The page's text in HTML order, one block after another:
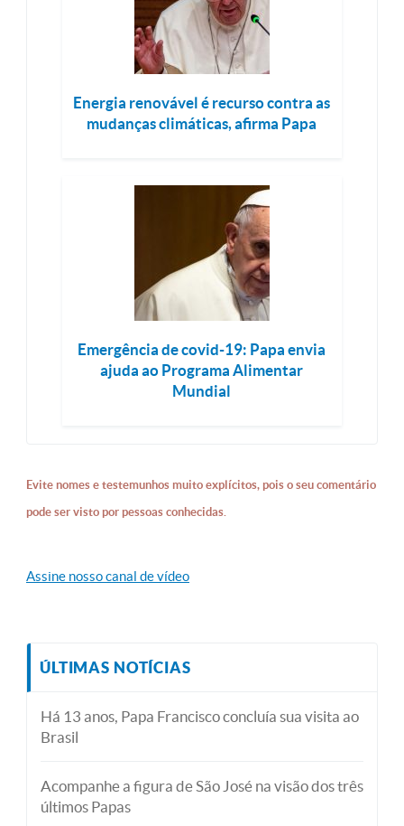
Energia renovável é recurso contra as
mudanças climáticas, afirma Papa
Emergência de covid-19: Papa envia
ajuda ao Programa Alimentar
Mundial
Evite nomes e testemunhos muito explícitos, pois o seu comentário
pode ser visto por pessoas conhecidas.
Assine nosso canal de vídeo
ÚLTIMAS NOTÍCIAS
Há 13 anos, Papa Francisco concluía sua visita ao
Brasil
Acompanhe a figura de São José na visão dos três
últimos Papas